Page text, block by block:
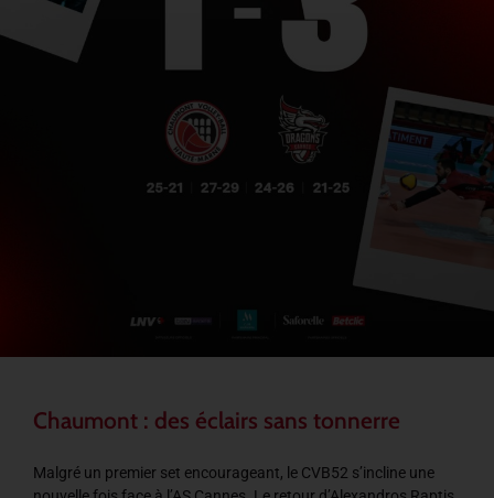
Chaumont : des éclairs sans tonnerre
Malgré un premier set encourageant, le CVB52 s’incline une